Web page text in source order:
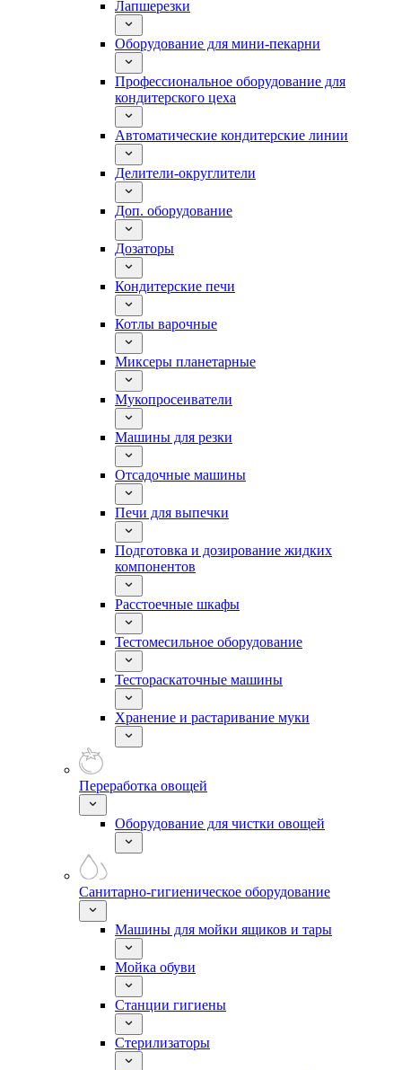
Лапшерезки
Оборудование для мини-пекарни
Профессиональное оборудование для
кондитерского цеха
Автоматические кондитерские линии
Делители-округлители
Доп. оборудование
Дозаторы
Кондитерские печи
Котлы варочные
Миксеры планетарные
Мукопросеиватели
Машины для резки
Отсадочные машины
Печи для выпечки
Подготовка и дозирование жидких
компонентов
Расстоечные шкафы
Тестомесильное оборудование
Тестораскаточные машины
Хранение и растаривание муки
Переработка овощей
Оборудование для чистки овощей
Санитарно-гигиеническое оборудование
Машины для мойки ящиков и тары
Мойка обуви
Станции гигиены
Стерилизаторы